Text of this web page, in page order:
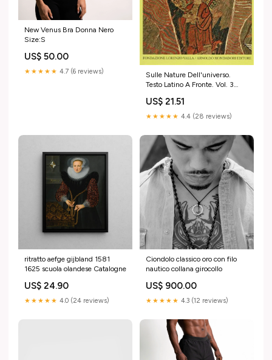
New Venus Bra Donna Nero
Size:S
US$ 50.00
★★★★★ 4.7 (6 reviews)
Sulle Nature Dell'universo.
Testo Latino A Fronte. Vol. 3
Edizioni
US$ 21.51
★★★★★ 4.4 (28 reviews)
ritratto aefge gijbland 1581
1625 scuola olandese Catalogne
US$ 24.90
★★★★★ 4.0 (24 reviews)
Ciondolo classico oro con filo
nautico collana girocollo
US$ 900.00
★★★★★ 4.3 (12 reviews)